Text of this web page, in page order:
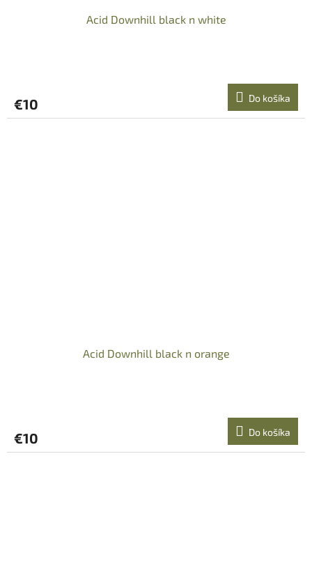
Acid Downhill black n white
€10 Do košíka
Acid Downhill black n orange
€10 Do košíka